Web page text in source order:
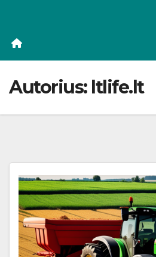
Autorius: ltlife.lt